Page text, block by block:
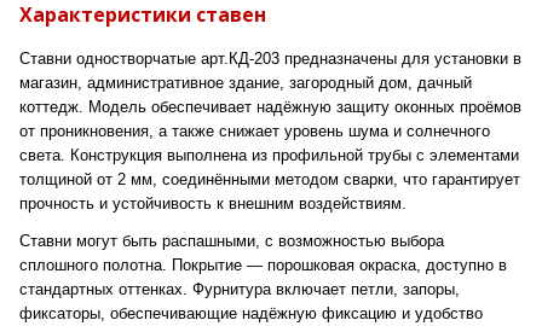
Характеристики ставен
Ставни одностворчатые арт.КД-203 предназначены для установки в
магазин, административное здание, загородный дом, дачный
коттедж. Модель обеспечивает надёжную защиту оконных проёмов
от проникновения, а также снижает уровень шума и солнечного
света. Конструкция выполнена из профильной трубы с элементами
толщиной от 2 мм, соединёнными методом сварки, что гарантирует
прочность и устойчивость к внешним воздействиям.
Ставни могут быть распашными, с возможностью выбора
сплошного полотна. Покрытие — порошковая окраска, доступно в
стандартных оттенках. Фурнитура включает петли, запоры,
фиксаторы, обеспечивающие надёжную фиксацию и удобство